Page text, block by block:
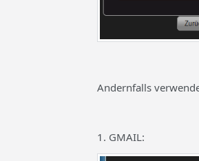
Andernfalls
1. GMAIL: